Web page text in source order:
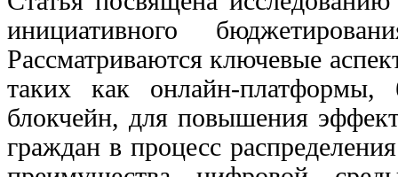
инициативного
Рассматриваются ключевые
таких как онлайн-
блокчейн, для повышения
граждан в процесс